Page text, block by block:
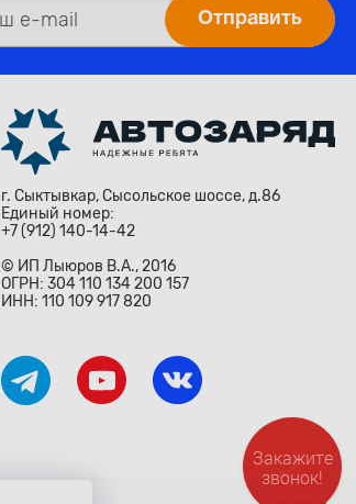
г. Сыктывкар, Сысольское шоссе, д.86
Единый номер:
+7 (912) 140-14-42
© ИП Лыюров В.А., 2016
ОГРН: 304 110 134 200 157
ИНН: 110 109 917 820
Закажите
звонок!